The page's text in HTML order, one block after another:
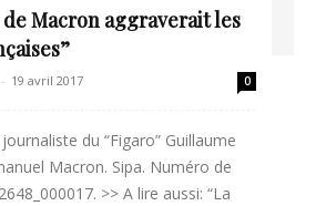
Macron aggraverait les
- 19 avril 2017 0
du “Figaro” Guillaume
Macron. Sipa. Numéro de
>> A lire aussi: “La